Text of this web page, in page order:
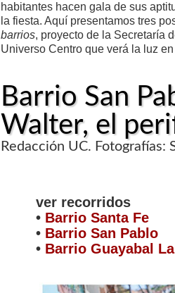
habitantes hacen gala de sus
la fiesta. Aquí presentamos tres
barrios, proyecto de la Secretaría
Universo Centro que verá la luz
Barrio San
Walter, el
Redacción UC. Fotografías:
ver recorridos
• Barrio Santa Fe
• Barrio San Pablo
• Barrio Guayabal